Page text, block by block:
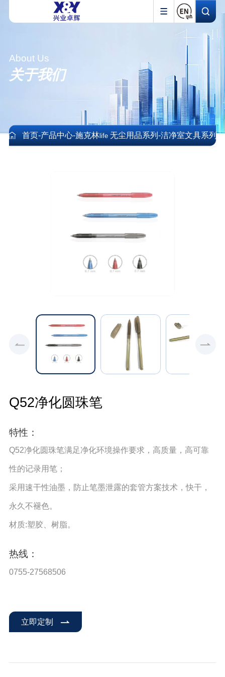
About Us
关于我们
首页-产品中心-施克林life无尘用品系列-洁净室文具系列
Q52净化圆珠笔
特性：
Q52净化圆珠笔满⾜净化环境操作要求，⾼质量，⾼可靠
性的记录⽤笔；
采⽤速⼲性油墨，防⽌笔墨泄露的套管⽅案技术，快⼲，
永久不褪⾊。
材质:塑胶、树脂。
热线：
0755-27568506
立即定制